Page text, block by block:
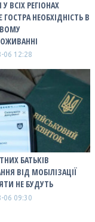
ВСІХ РЕГІОНАХ
ГОСТРА НЕОБХІДНІСТЬ В
06 12:28
БАТЬКІВ
ВІД МОБІЛІЗАЦІЇ
НЕ БУДУТЬ
06 09:30